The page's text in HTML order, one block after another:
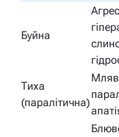
Буйна
Тиха
(паралітична)